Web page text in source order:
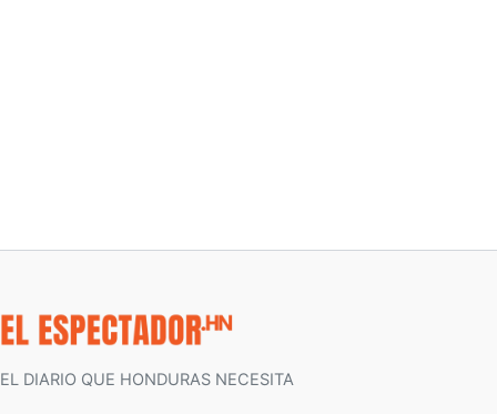
EL DIARIO QUE HONDURAS NECESITA